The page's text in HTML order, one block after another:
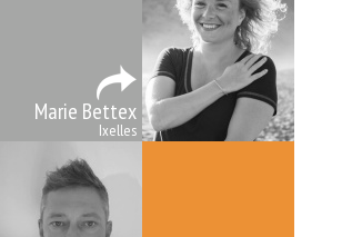
Marie Bettex
Ixelles